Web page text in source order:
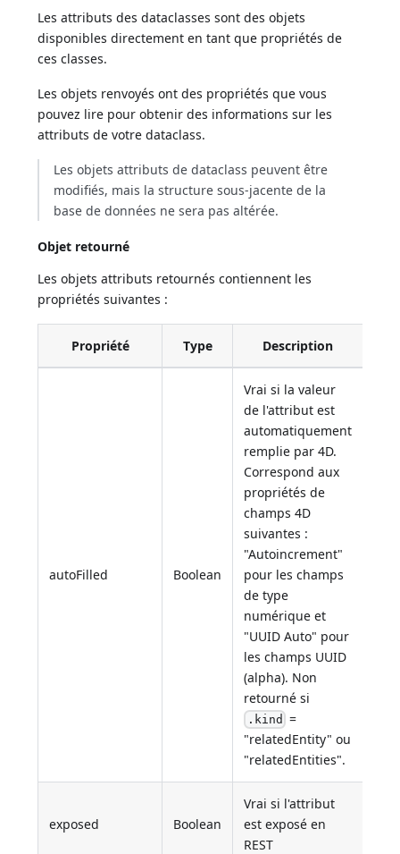
Les attributs des dataclasses sont des objets
disponibles directement en tant que propriétés de
ces classes.
Les objets renvoyés ont des propriétés que vous
pouvez lire pour obtenir des informations sur les
attributs de votre dataclass.
Les objets attributs de dataclass peuvent être
modifiés, mais la structure sous-jacente de la
base de données ne sera pas altérée.
Objet retourné
Les objets attributs retournés contiennent les
propriétés suivantes :
Propriété Type Description
autoFilled Boolean
Vrai si la valeur
de l'attribut est
automatiquement
remplie par 4D.
Correspond aux
propriétés de
champs 4D
suivantes :
"Autoincrement"
pour les champs
de type
numérique et
"UUID Auto" pour
les champs UUID
(alpha). Non
retourné si
.kind =
"relatedEntity" ou
"relatedEntities".
exposed Boolean
Vrai si l'attribut
est exposé en
REST